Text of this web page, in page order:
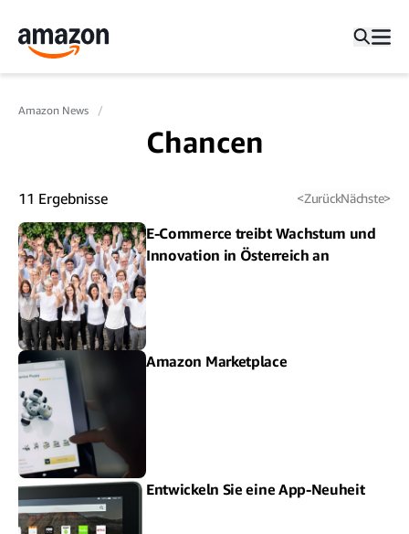
Amazon News
Chancen
11 Ergebnisse <ZurückNächste>
E-Commerce treibt Wachstum und
Innovation in Österreich an
Amazon Marketplace
Entwickeln Sie eine App-Neuheit